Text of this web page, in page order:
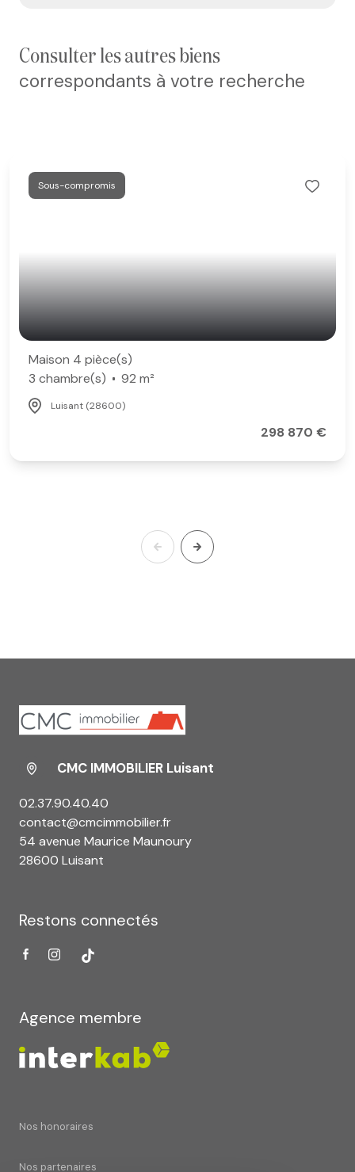
consulter les autres biens
correspondants à votre recherche
Sous-compromis
Maison 4 pièce(s)
3 chambre(s)
92 m²
Luisant (28600)
298 870 €
CMC IMMOBILIER Luisant
02.37.90.40.40
contact@cmcimmobilier.fr
54 avenue Maurice Maunoury
28600 Luisant
Restons connectés
Agence membre
Nos honoraires
Nos partenaires